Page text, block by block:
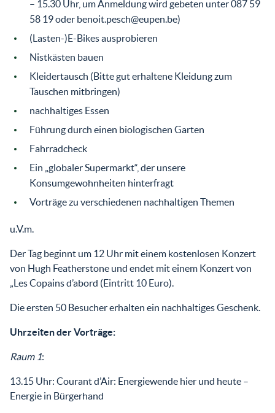
– 15.30 Uhr, um Anmeldung wird gebeten unter 087 59
58 19 oder benoit.pesch@eupen.be)
(Lasten-)E-Bikes ausprobieren
Nistkästen bauen
Kleidertausch (Bitte gut erhaltene Kleidung zum
Tauschen mitbringen)
nachhaltiges Essen
Führung durch einen biologischen Garten
Fahrradcheck
Ein „globaler Supermarkt“, der unsere
Konsumgewohnheiten hinterfragt
Vorträge zu verschiedenen nachhaltigen Themen
u.V.m.
Der Tag beginnt um 12 Uhr mit einem kostenlosen Konzert
von Hugh Featherstone und endet mit einem Konzert von
„Les Copains d’abord (Eintritt 10 Euro).
Die ersten 50 Besucher erhalten ein nachhaltiges Geschenk.
Uhrzeiten der Vorträge:
Raum 1:
13.15 Uhr: Courant d’Air: Energiewende hier und heute –
Energie in Bürgerhand